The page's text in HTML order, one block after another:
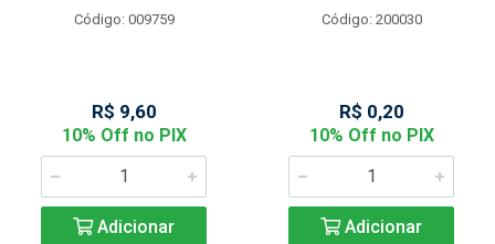
Código: 009759
R$ 9,60
10% Off no PIX
Adicionar
Código: 200030
R$ 0,20
10% Off no PIX
Adicionar